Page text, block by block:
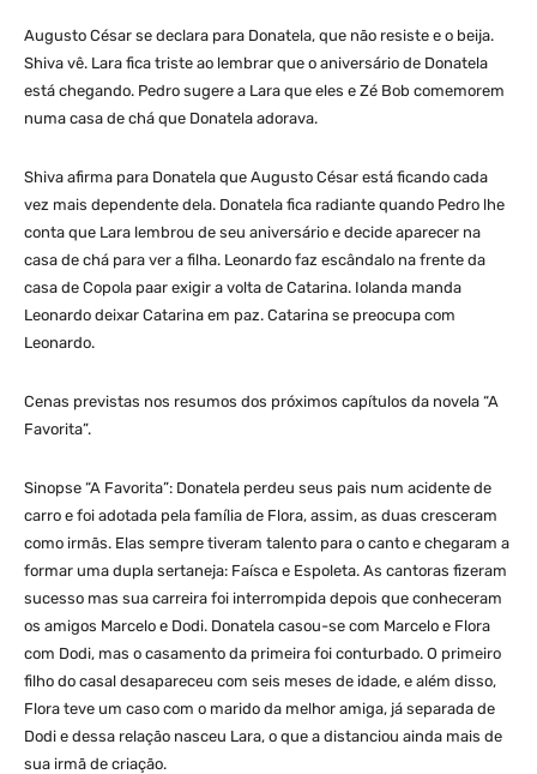
Augusto César se declara para Donatela, que não resiste e o beija.
Shiva vê. Lara fica triste ao lembrar que o aniversário de Donatela
está chegando. Pedro sugere a Lara que eles e Zé Bob comemorem
numa casa de chá que Donatela adorava.
Shiva afirma para Donatela que Augusto César está ficando cada
vez mais dependente dela. Donatela fica radiante quando Pedro lhe
conta que Lara lembrou de seu aniversário e decide aparecer na
casa de chá para ver a filha. Leonardo faz escândalo na frente da
casa de Copola paar exigir a volta de Catarina. Iolanda manda
Leonardo deixar Catarina em paz. Catarina se preocupa com
Leonardo.
Cenas previstas nos resumos dos próximos capítulos da novela “A
Favorita”.
Sinopse “A Favorita”: Donatela perdeu seus pais num acidente de
carro e foi adotada pela família de Flora, assim, as duas cresceram
como irmãs. Elas sempre tiveram talento para o canto e chegaram a
formar uma dupla sertaneja: Faísca e Espoleta. As cantoras fizeram
sucesso mas sua carreira foi interrompida depois que conheceram
os amigos Marcelo e Dodi. Donatela casou-se com Marcelo e Flora
com Dodi, mas o casamento da primeira foi conturbado. O primeiro
filho do casal desapareceu com seis meses de idade, e além disso,
Flora teve um caso com o marido da melhor amiga, já separada de
Dodi e dessa relação nasceu Lara, o que a distanciou ainda mais de
sua irmã de criação.